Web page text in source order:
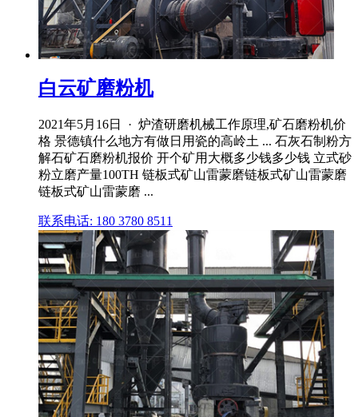
白云矿磨粉机
2021年5月16日 · 炉渣研磨机械工作原理,矿石磨粉机价
格 景德镇什么地方有做日用瓷的高岭土 ... 石灰石制粉方
解石矿石磨粉机报价 开个矿用大概多少钱多少钱 立式砂
粉立磨产量100TH 链板式矿山雷蒙磨链板式矿山雷蒙磨
链板式矿山雷蒙磨 ...
联系电话: 180 3780 8511